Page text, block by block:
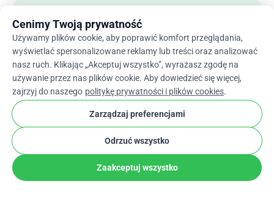
Cenimy Twoją prywatność
Używamy plików cookie, aby poprawić komfort przeglądania,
wyświetlać spersonalizowane reklamy lub treści oraz analizować
nasz ruch. Klikając „Akceptuj wszystko”, wyrażasz zgodę na
używanie przez nas plików cookie. Aby dowiedzieć się więcej,
zajrzyj do naszego politykę prywatności i plików cookies.
Zarządzaj preferencjami
Odrzuć wszystko
Zaakceptuj wszystko